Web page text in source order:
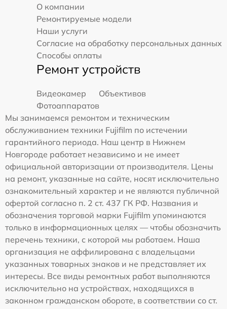
О компании
Ремонтируемые модели
Наши услуги
Согласие на обработку персональных данных
Способы оплаты
Ремонт устройств
Видеокамер
Объективов
Фотоаппаратов
Мы занимаемся ремонтом и техническим
обслуживанием техники Fujifilm по истечении
гарантийного периода. Наш центр в Нижнем
Новгороде работает независимо и не имеет
официальной авторизации от производителя. Цены
на ремонт, указанные на сайте, носят исключительно
ознакомительный характер и не являются публичной
офертой согласно п. 2 ст. 437 ГК РФ. Названия и
обозначения торговой марки Fujifilm упоминаются
только в информационных целях — чтобы обозначить
перечень техники, с которой мы работаем. Наша
организация не аффилирована с владельцами
указанных товарных знаков и не представляет их
интересы. Все виды ремонтных работ выполняются
исключительно на устройствах, находящихся в
законном гражданском обороте, в соответствии со ст.